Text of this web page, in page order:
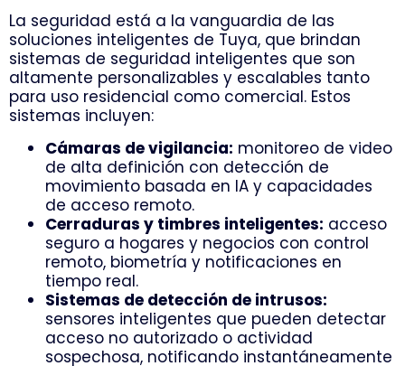
La seguridad está a la vanguardia de las
soluciones inteligentes de Tuya, que brindan
sistemas de seguridad inteligentes que son
altamente personalizables y escalables tanto
para uso residencial como comercial. Estos
sistemas incluyen:
Cámaras de vigilancia: monitoreo de video
de alta definición con detección de
movimiento basada en IA y capacidades
de acceso remoto.
Cerraduras y timbres inteligentes: acceso
seguro a hogares y negocios con control
remoto, biometría y notificaciones en
tiempo real.
Sistemas de detección de intrusos:
sensores inteligentes que pueden detectar
acceso no autorizado o actividad
sospechosa, notificando instantáneamente